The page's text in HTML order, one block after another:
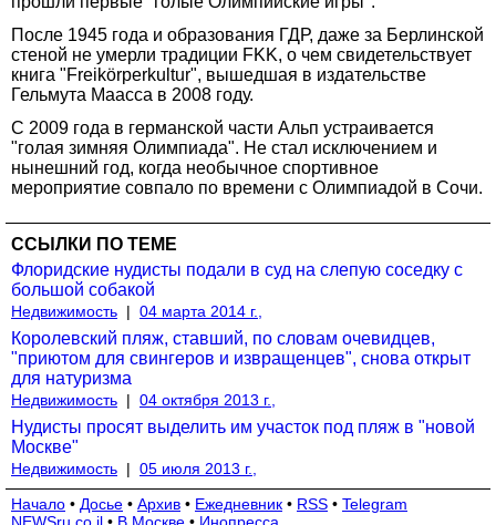
После 1945 года и образования ГДР, даже за Берлинской
стеной не умерли традиции FKK, о чем свидетельствует
книга "Freikörperkultur", вышедшая в издательстве
Гельмута Маасса в 2008 году.
С 2009 года в германской части Альп устраивается
"голая зимняя Олимпиада". Не стал исключением и
нынешний год, когда необычное спортивное
мероприятие совпало по времени с Олимпиадой в Сочи.
ССЫЛКИ ПО ТЕМЕ
Флоридские нудисты подали в суд на слепую соседку с
большой собакой
Недвижимость | 04 марта 2014 г.,
Королевский пляж, ставший, по словам очевидцев,
"приютом для свингеров и извращенцев", снова открыт
для натуризма
Недвижимость | 04 октября 2013 г.,
Нудисты просят выделить им участок под пляж в "новой
Москве"
Недвижимость | 05 июля 2013 г.,
Начало • Досье • Архив • Ежедневник • RSS • Telegram
NEWSru.co.il • В Москве • Инопресса